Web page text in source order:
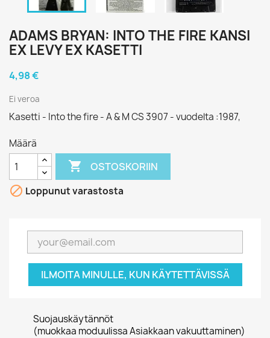
ADAMS BRYAN: INTO THE FIRE KANSI
EX LEVY EX KASETTI
4,98 €
Ei veroa
Kasetti - Into the fire - A & M CS 3907 - vuodelta :1987,
Määrä
 OSTOSKORIIN
 Loppunut varastosta
ILMOITA MINULLE, KUN KÄYTETTÄVISSÄ
Suojauskäytännöt
(muokkaa moduulissa Asiakkaan vakuuttaminen)